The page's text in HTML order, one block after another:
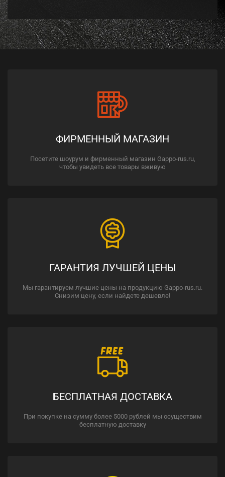
ФИРМЕННЫЙ МАГАЗИН
Посетите шоурум и фирменный магазин Gappo-rus.ru,
чтобы увидеть все товары вживую
ГАРАНТИЯ ЛУЧШЕЙ ЦЕНЫ
Мы гарантируем лучшие цены на продукцию Gappo-rus.ru.
Снизим цену, если найдете дешевле!
БЕСПЛАТНАЯ ДОСТАВКА
При покупке на сумму более 5000 рублей мы осуществим
бесплатную доставку